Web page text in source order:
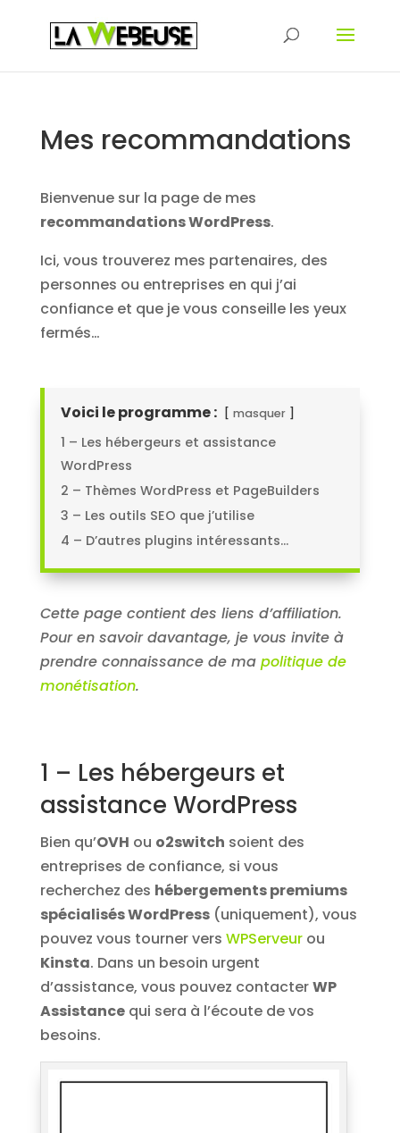
Mes recommandations
Bienvenue sur la page de mes
recommandations WordPress.
Ici, vous trouverez mes partenaires, des
personnes ou entreprises en qui j’ai
confiance et que je vous conseille les yeux
fermés…
Voici le programme : masquer
1 – Les hébergeurs et assistance
WordPress
2 – Thèmes WordPress et PageBuilders
3 – Les outils SEO que j’utilise
4 – D’autres plugins intéressants…
Cette page contient des liens d’affiliation.
Pour en savoir davantage, je vous invite à
prendre connaissance de ma politique de
monétisation.
1 – Les hébergeurs et
assistance WordPress
Bien qu’OVH ou o2switch soient des
entreprises de confiance, si vous
recherchez des hébergements premiums
spécialisés WordPress(uniquement), vous
pouvez vous tourner vers WPServeurou
Kinsta. Dans un besoin urgent
d’assistance, vous pouvez contacterWP
Assistancequi sera à l’écoute de vos
besoins.